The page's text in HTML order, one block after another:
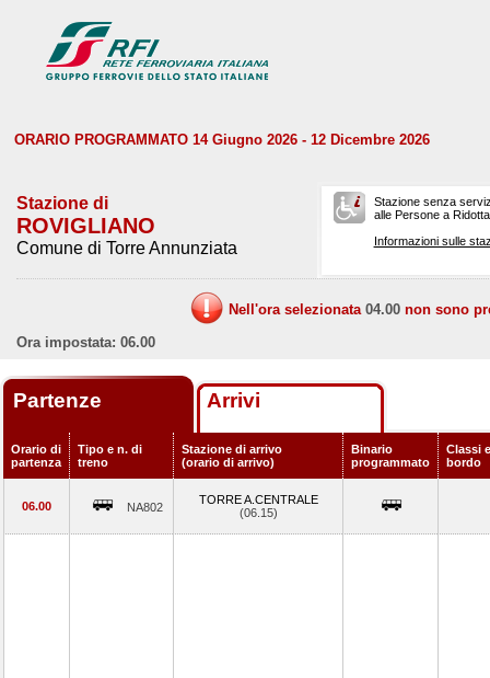
ORARIO PROGRAMMATO 14 Giugno 2026 - 12 Dicembre 2026
Stazione di
ROVIGLIANO
Comune di Torre Annunziata
Stazione senza
alle Persone a
Informazioni sulle
Nell'ora selezionata 04.00 non sono
Ora impostata: 06.00
Partenze Arrivi
Orario di
partenza
Tipo e n. di
treno
Stazione di arrivo
(orario di arrivo)
Binario
programmato
Classi
bordo
06.00 NA802
TORRE A.CENTRALE
(06.15)